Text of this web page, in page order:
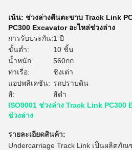
เน้น: ช่วงล่างตีนตะขาบ Track Link
PC300 Excavator อะไหล่ช่วงล่าง
การรับประกัน:1 ปี
ขั้นต่ำ:
10 ชิ้น
น้ำหนัก:
560กก
ท่าเรือ:
ชิงเต่า
แอปพลิเคชัน: รถปราบดิน
สี:
สีดำ
ISO9001 ช่วงล่าง Track Link
ช่วงล่าง
รายละเอียดสินค้า:
Undercarriage Track Link เป็นผลิต